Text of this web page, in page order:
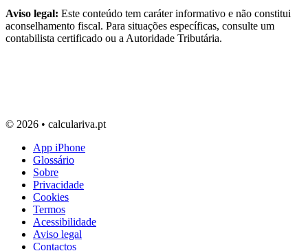
Aviso legal: Este conteúdo tem caráter informativo e não constitui
aconselhamento fiscal. Para situações específicas, consulte um
contabilista certificado ou a Autoridade Tributária.
© 2026 • calculariva.pt
App iPhone
Glossário
Sobre
Privacidade
Cookies
Termos
Acessibilidade
Aviso legal
Contactos